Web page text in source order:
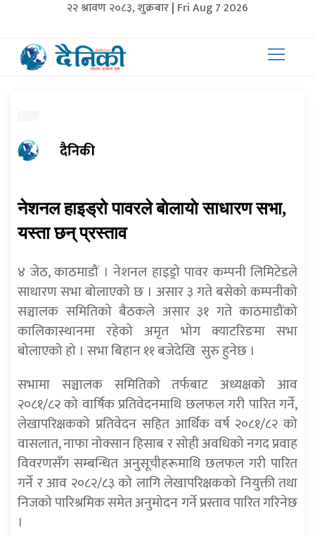
२२ श्रावण २०८३, शुक्रबार | Fri Aug 7 2026
दैनिकी
नेशनल हाइड्रो पावरले बाेलायाे साधारण सभा,
यस्ता छन् प्रस्ताव
४ जेठ, काठमाडौं । नेशनल हाइड्रो पावर कम्पनी लिमिटेडले
साधारण सभा बोलाएको छ । असार ३ गते बसेको कम्पनीको
सञ्चालक समितिको बैठकले असार ३१ गते काठमाडौंको
कालिकास्थानमा रहेको अमृत भोग क्याटरिङमा सभा
बोलाएको हो । सभा बिहान ११ बजेदेखि सुरु हुनेछ ।
सभामा सञ्चालक समितिको तर्फबाट अध्यक्षको आव
२०८१/८२ को वार्षिक प्रतिवेदनमाथि छलफल गरी पारित गर्ने,
लेखापरिक्षकको प्रतिवेदन सहित आर्थिक वर्ष २०८१/८२ को
वासलात, नाफा नोक्सान हिसाब र सोही अवधिको नगद प्रवाह
विवरणसँग सम्बन्धित अनुसूचीहरूमाथि छलफल गरी पारित
गर्ने र आव २०८२/८३ को लागि लेखापरिक्षकको नियुक्ती तथा
निजको पारिश्रमिक समेत अनुमोदन गर्ने प्रस्ताव पारित गरिनेछ
।